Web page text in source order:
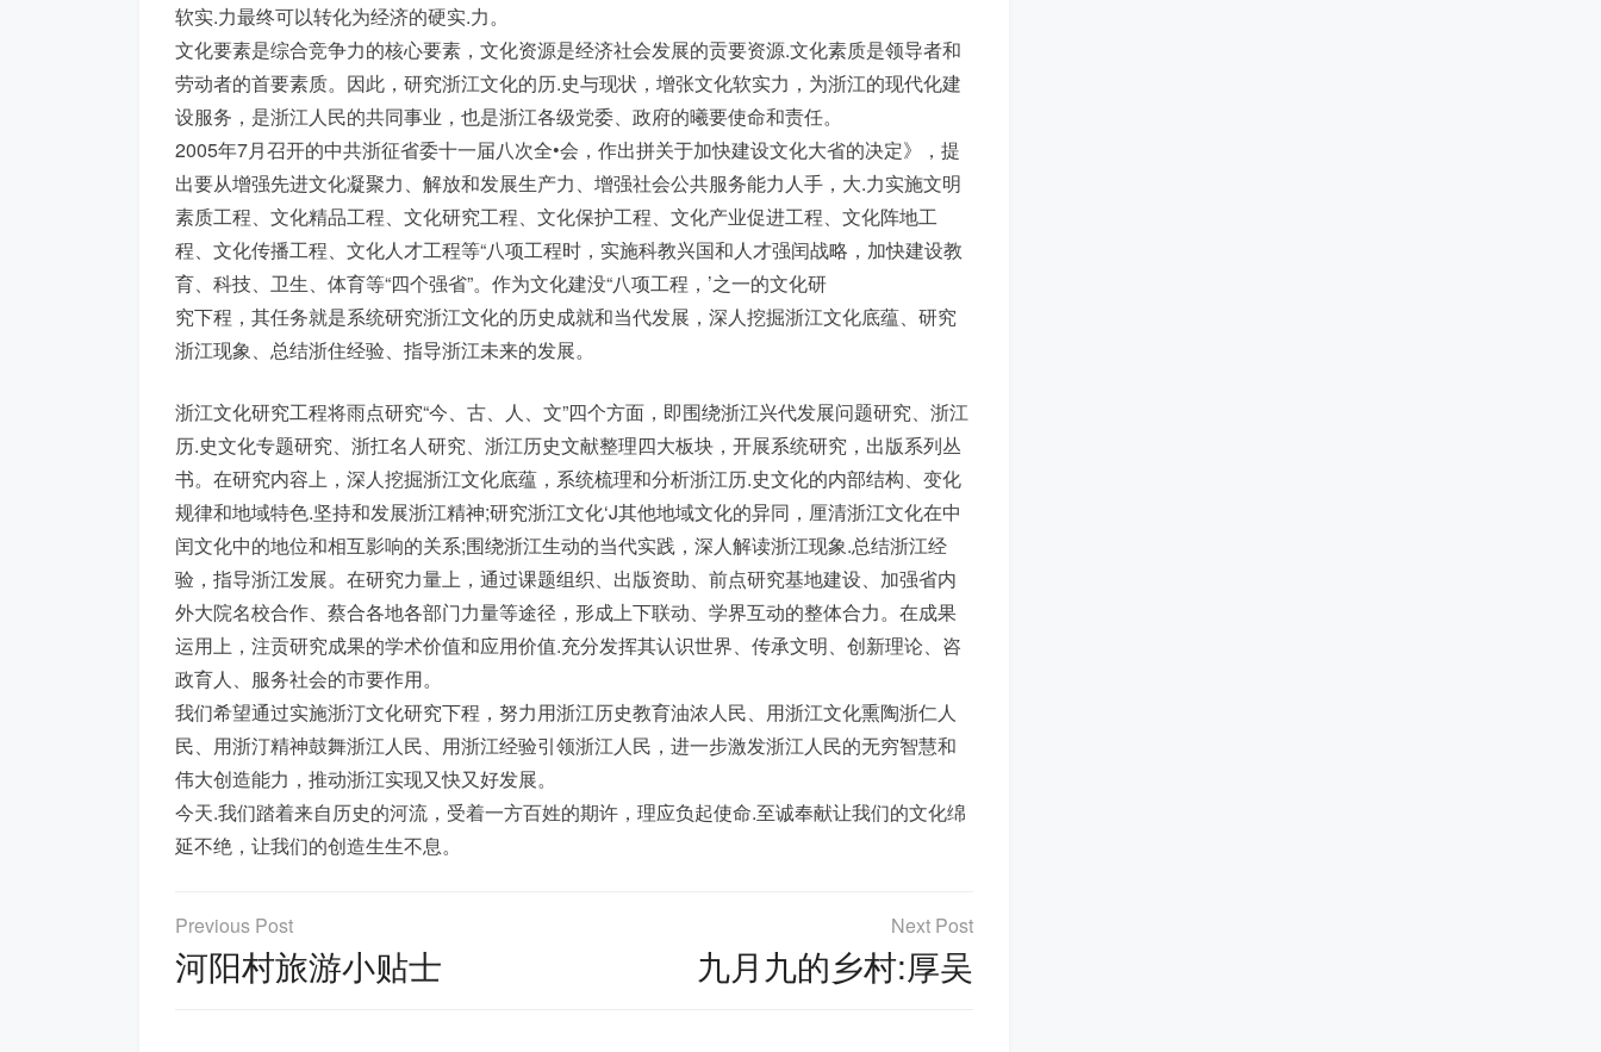
软实.力最终可以转化为经济的硬实.力。
文化要素是综合竞争力的核心要素，文化资源是经济社会发展的贡要资源.文化素质是领导者和
劳动者的首要素质。因此，研究浙江文化的历.史与现状，增张文化软实力，为浙江的现代化建
设服务，是浙江人民的共同事业，也是浙江各级党委、政府的曦要使命和责任。
2005年7月召开的中共浙征省委十一届八次全•会，作出拼关于加快建设文化大省的决定》，提
出要从增强先进文化凝聚力、解放和发展生产力、增强社会公共服务能力人手，大.力实施文明
素质工程、文化精品工程、文化研究工程、文化保护工程、文化产业促进工程、文化阵地工
程、文化传播工程、文化人才工程等“八项工程时，实施科教兴国和人才强闰战略，加快建设教
育、科技、卫生、体育等“四个强省”。作为文化建没“八项工程，’之一的文化研
究下程，其任务就是系统研究浙江文化的历史成就和当代发展，深人挖掘浙江文化底蕴、研究
浙江现象、总结浙住经验、指导浙江未来的发展。
浙江文化研究工程将雨点研究“今、古、人、文”四个方面，即围绕浙江兴代发展问题研究、浙江
历.史文化专题研究、浙扛名人研究、浙江历史文献整理四大板块，开展系统研究，出版系列丛
书。在研究内容上，深人挖掘浙江文化底蕴，系统梳理和分析浙江历.史文化的内部结构、变化
规律和地域特色.坚持和发展浙江精神;研究浙江文化‘J其他地域文化的异同，厘清浙江文化在中
闰文化中的地位和相互影响的关系;围绕浙江生动的当代实践，深人解读浙江现象.总结浙江经
验，指导浙江发展。在研究力量上，通过课题组织、出版资助、前点研究基地建设、加强省内
外大院名校合作、蔡合各地各部门力量等途径，形成上下联动、学界互动的整体合力。在成果
运用上，注贡研究成果的学术价值和应用价值.充分发挥其认识世界、传承文明、创新理论、咨
政育人、服务社会的市要作用。
我们希望通过实施浙汀文化研究下程，努力用浙江历史教育油浓人民、用浙江文化熏陶浙仁人
民、用浙汀精神鼓舞浙江人民、用浙江经验引领浙江人民，进一步激发浙江人民的无穷智慧和
伟大创造能力，推动浙江实现又快又好发展。
今天.我们踏着来自历史的河流，受着一方百姓的期许，理应负起使命.至诚奉献让我们的文化绵
延不绝，让我们的创造生生不息。
文
章
导
河阳村旅游小贴士 九月九的乡村:厚吴